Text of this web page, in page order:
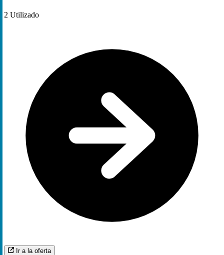
2 Utilizado
Ir a la oferta